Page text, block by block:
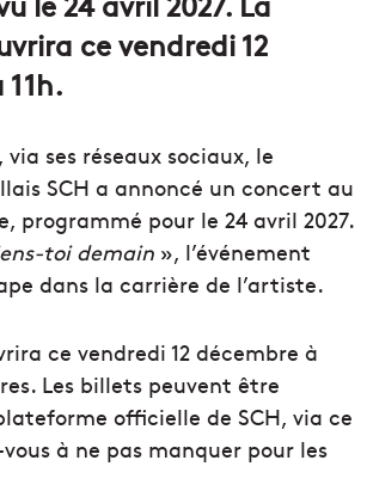
ce vendredi 12
ses réseaux sociaux, le
SCH a annoncé un concert au
programmé pour le 24 avril 2027.
toi demain », l’événement
dans la carrière de l’artiste.
ce vendredi 12 décembre à
Les billets peuvent être
officielle de SCH, via ce
à ne pas manquer pour les